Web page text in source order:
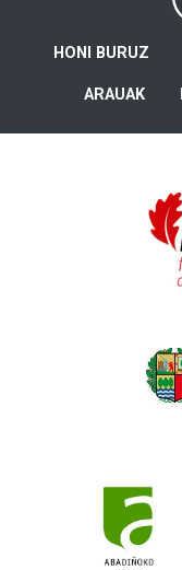
HONI BURUZ
ARAUAK